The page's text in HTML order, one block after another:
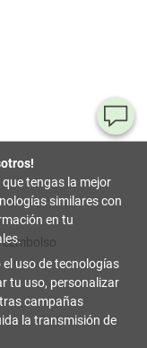
tengas la mejor
similares con
en tu
uso de tecnologías
tu uso, personalizar
campañas
la transmisión de